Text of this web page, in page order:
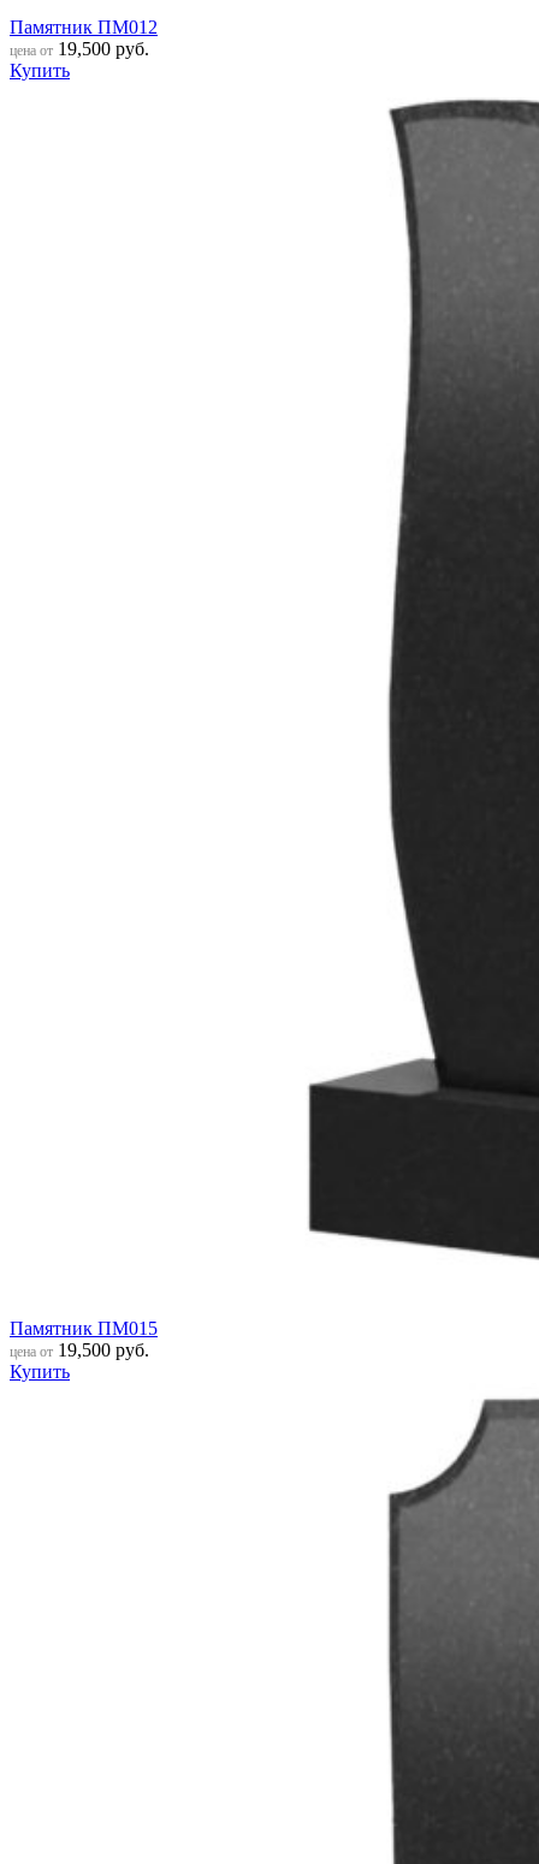
Памятник ПМ012
цена от 19,500 руб.
Купить
Памятник ПМ015
цена от 19,500 руб.
Купить